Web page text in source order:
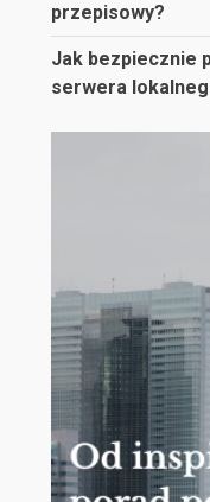
przepisowy?
Jak bezpiecznie
serwera